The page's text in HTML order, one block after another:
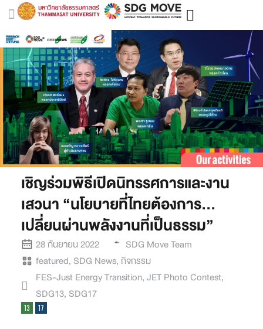
เชิญร่วมพิธีเปิดนิทรรศการและงาน
เสวนา “นโยบายที่ไทยต้องการ…
เปลี่ยนผ่านพลังงานที่เป็นธรรม”
28 กันยายน 2022
SDG Move Team
featured, SDG News,กิจกรรม
FES-Just Energy Transition,JET Photo Contest,
SDG13, SDG17